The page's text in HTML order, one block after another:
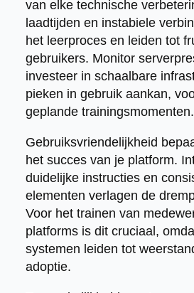
van elke technische
laadtijden en instabiele
het leerproces en leiden tot
gebruikers. Monitor
investeer in schaalbare
pieken in gebruik aankan,
geplande trainingsmomenten.
Gebruiksvriendelijkheid
het succes van je platform.
duidelijke instructies en
elementen verlagen de
Voor het trainen van
platforms is dit cruciaal,
systemen leiden tot
adoptie.